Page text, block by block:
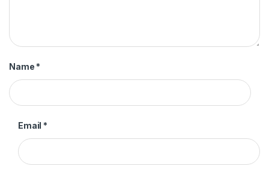
Name *
Email *